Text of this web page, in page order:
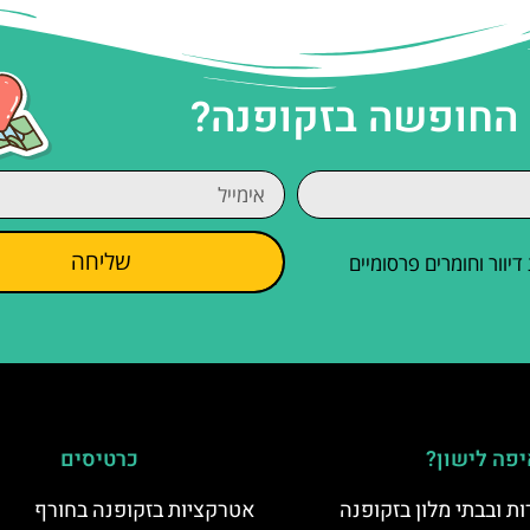
החופשה בזקופנה?
וחומרים פרסומיים שליחה
לישון?
ובבתי מלון בזקופנה
כרטיסים
אטרקציות בזקופנה בחורף